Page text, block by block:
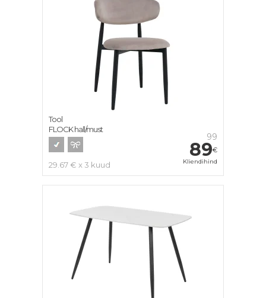
99
89€
Kliendihind
29.67 € x 3 kuud
Tool
FLOCK hall/must